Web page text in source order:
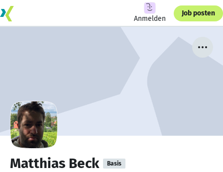
Anmelden
Job posten
Matthias Beck Basis